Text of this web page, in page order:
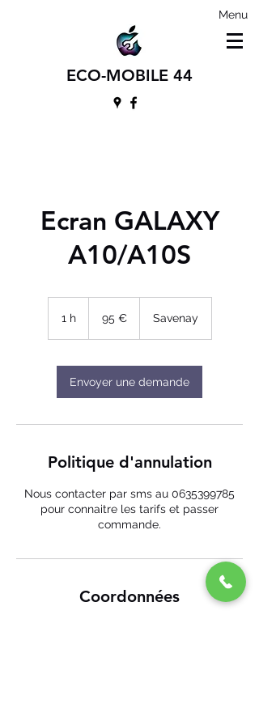
Menu
ECO-MOBILE 44
Ecran GALAXY
A10/A10S
1 h1 95 € Savenay
Envoyer une demande
Politique d'annulation
Nous contacter par sms au 0635399785
pour connaitre les tarifs et passer
commande.
Coordonnées